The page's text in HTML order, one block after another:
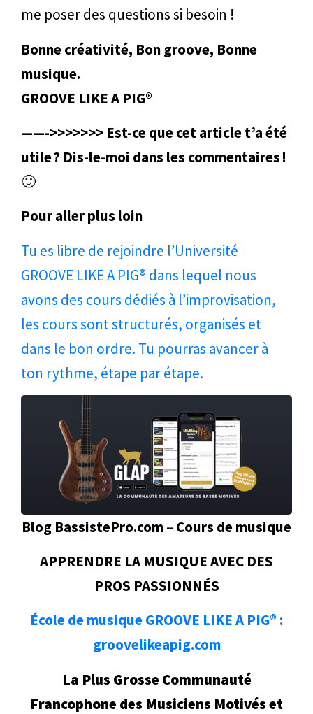
me poser des questions si besoin !
Bonne créativité, Bon groove, Bonne
musique.
GROOVE LIKE A PIG®
——->>>>>>> Est-ce que cet article t’a été
utile ? Dis-le-moi dans les commentaires !
🙂
Pour aller plus loin
Tu es libre de rejoindre l’Université
GROOVE LIKE A PIG® dans lequel nous
avons des cours dédiés à l’improvisation,
les cours sont structurés, organisés et
dans le bon ordre. Tu pourras avancer à
ton rythme, étape par étape.
Blog BassistePro.com – Cours de musique
APPRENDRE LA MUSIQUE AVEC DES
PROS PASSIONNÉS
École de musique GROOVE LIKE A PIG® :
groovelikeapig.com
La Plus Grosse Communauté
Francophone des Musiciens Motivés et